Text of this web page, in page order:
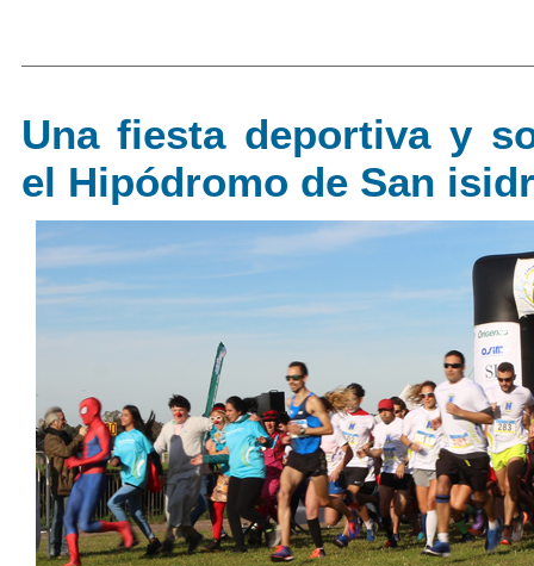
Una fiesta deportiva y
el Hipódromo de San